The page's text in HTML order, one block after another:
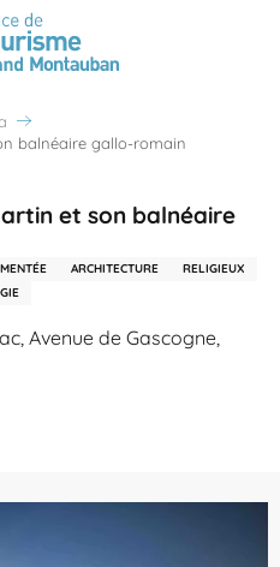
balnéaire gallo-romain
et son balnéaire
ARCHITECTURE
RELIGIEUX
Avenue de Gascogne,